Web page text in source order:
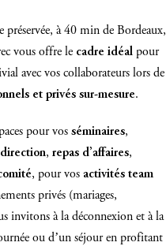
à 40 min de Bordeaux,
vous offre le cadre idéal pour
avec vos collaborateurs lors de
et privés sur-mesure.
pour vos séminaires,
, repas d’affaires,
, pour vos activités team
privés (mariages,
invitons à la déconnexion et à la
ou d’un séjour en profitant